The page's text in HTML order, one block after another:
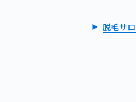
脱毛サ